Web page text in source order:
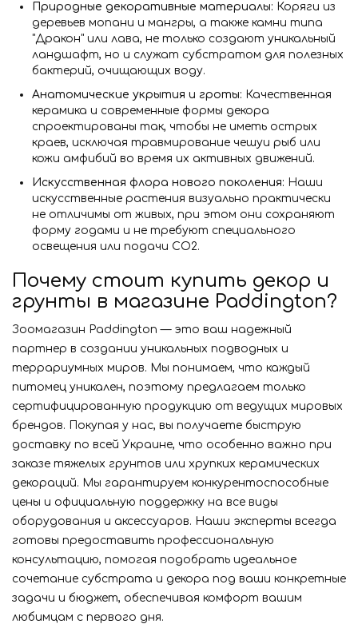
Природные декоративные материалы: Коряги из
деревьев мопани и мангры, а также камни типа
"Дракон" или лава, не только создают уникальный
ландшафт, но и служат субстратом для полезных
бактерий, очищающих воду.
Анатомические укрытия и гроты: Качественная
керамика и современные формы декора
спроектированы так, чтобы не иметь острых
краев, исключая травмирование чешуи рыб или
кожи амфибий во время их активных движений.
Искусственная флора нового поколения: Наши
искусственные растения визуально практически
не отличимы от живых, при этом они сохраняют
форму годами и не требуют специального
освещения или подачи CO2.
Почему стоит купить декор и
грунты в магазине Paddington?
Зоомагазин Paddington — это ваш надежный
партнер в создании уникальных подводных и
террариумных миров. Мы понимаем, что каждый
питомец уникален, поэтому предлагаем только
сертифицированную продукцию от ведущих мировых
брендов. Покупая у нас, вы получаете быструю
доставку по всей Украине, что особенно важно при
заказе тяжелых грунтов или хрупких керамических
декораций. Мы гарантируем конкурентоспособные
цены и официальную поддержку на все виды
оборудования и аксессуаров. Наши эксперты всегда
готовы предоставить профессиональную
консультацию, помогая подобрать идеальное
сочетание субстрата и декора под ваши конкретные
задачи и бюджет, обеспечивая комфорт вашим
любимцам с первого дня.